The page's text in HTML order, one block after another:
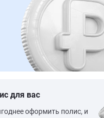
для вас
оформить полис, и